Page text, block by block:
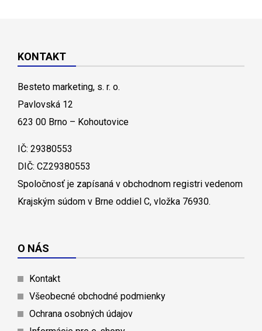
KONTAKT
Besteto marketing, s. r. o.
Pavlovská 12
623 00 Brno – Kohoutovice
IČ: 29380553
DIČ: CZ29380553
Spoločnosť je zapísaná v obchodnom registri vedenom
Krajským súdom v Brne oddiel C, vložka 76930.
O NÁS
Kontakt
Všeobecné obchodné podmienky
Ochrana osobných údajov